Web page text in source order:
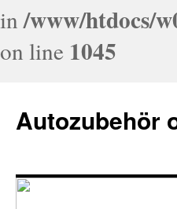
in/www/htdocs/
on line 1045
Autozubehör